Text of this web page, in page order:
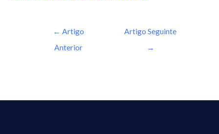
← Artigo
Anterior
Artigo Seguinte
→